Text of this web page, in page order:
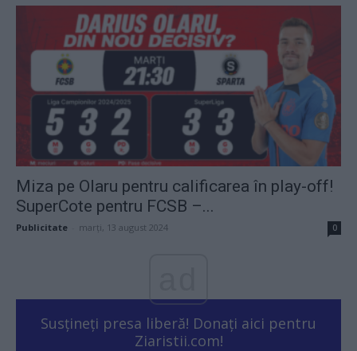
Miza pe Olaru pentru calificarea în play-off!
SuperCote pentru FCSB –...
Publicitate marți, 13 august 2024 0
Susțineți presa liberă! Donați aici pentru
Ziaristii.com!